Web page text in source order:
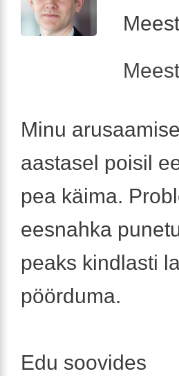
Minu
aastasel poisil
pea käima.
eesnahka
peaks kindlasti
pöörduma.
Edu soovides